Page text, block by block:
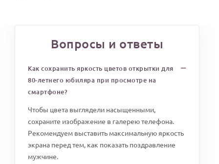
Вопросы и ответы
Как сохранить яркость цветов открытки для
80-летнего юбиляра при просмотре на
смартфоне?
Чтобы цвета выглядели насыщенными,
сохраните изображение в галерею телефона.
Рекомендуем выставить максимальную яркость
экрана перед тем, как показать поздравление
мужчине.